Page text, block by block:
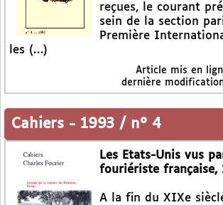
reçues, le courant
sein de la section
Première
les (…)
Article mis en
dernière
Cahiers - 1993 / n° 4
Les Etats-Unis vus
fouriériste française,
A la fin du XIXe